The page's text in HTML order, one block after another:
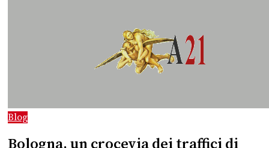
Blog
Bologna, un crocevia dei traffici di